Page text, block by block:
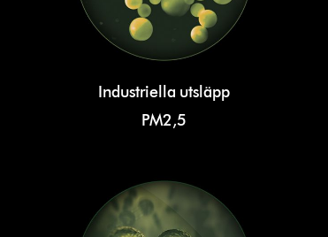
Industriella utsläpp
PM2,5